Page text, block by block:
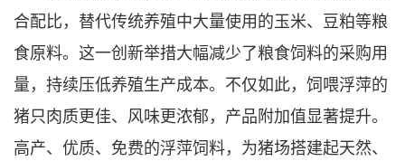
合配比，替代传统养殖中大量使用的玉米、豆粕等粮
食原料。这一创新举措大幅减少了粮食饲料的采购用
量，持续压低养殖生产成本。不仅如此，饲喂浮萍的
猪只肉质更佳、风味更浓郁，产品附加值显著提升。
高产、优质、免费的浮萍饲料，为猪场搭建起天然、